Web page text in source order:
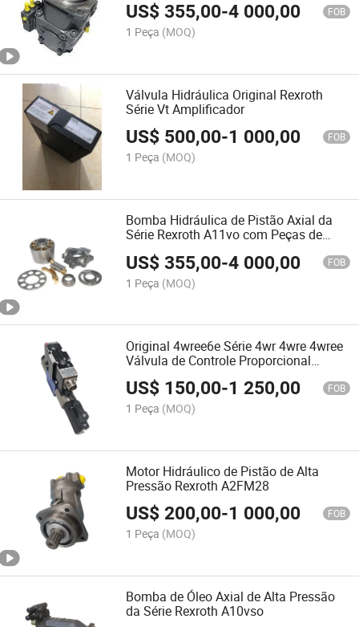
US$355,00-4 000,00 FOB
1 Peça (MOQ)
Válvula Hidráulica Original Rexroth
Série Vt Amplificador
US$ 500,00-1 000,00 FOB
1 Peça (MOQ)
Bomba Hidráulica de Pistão Axial da
Série Rexroth A11vo com Peças de
US$355,00-4 000,00 FOB
1 Peça (MOQ)
Original 4wree6e Série 4wr 4wre 4wree
Válvula de Controle Proporcional
Hidráulica
US$ 150,00-1 250,00 FOB
1 Peça (MOQ)
Motor Hidráulico de Pistão de Alta
Pressão Rexroth A2FM28
US$200,00-1 000,00 FOB
1 Peça (MOQ)
Bomba de Óleo Axial de Alta Pressão
da Série Rexroth A10vso